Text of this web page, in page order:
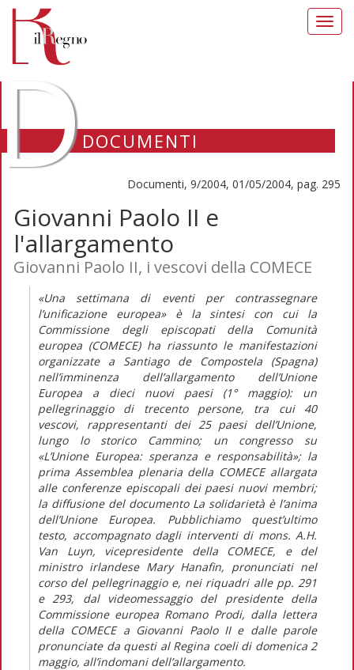
DOCUMENTI
Documenti, 9/2004, 01/05/2004, pag. 295
Giovanni Paolo II e
l'allargamento
Giovanni Paolo II, i vescovi della COMECE
«Una settimana di eventi per contrassegnare
l’unificazione europea» è la sintesi con cui la
Commissione degli episcopati della Comunità
europea (COMECE) ha riassunto le manifestazioni
organizzate a Santiago de Compostela (Spagna)
nell’imminenza dell’allargamento dell’Unione
Europea a dieci nuovi paesi (1° maggio): un
pellegrinaggio di trecento persone, tra cui 40
vescovi, rappresentanti dei 25 paesi dell’Unione,
lungo lo storico Cammino; un congresso su
«L’Unione Europea: speranza e responsabilità»; la
prima Assemblea plenaria della COMECE allargata
alle conferenze episcopali dei paesi nuovi membri;
la diffusione del documento La solidarietà è l’anima
dell’Unione Europea. Pubblichiamo quest’ultimo
testo, accompagnato dagli interventi di mons. A.H.
Van Luyn, vicepresidente della COMECE, e del
ministro irlandese Mary Hanafin, pronunciati nel
corso del pellegrinaggio e, nei riquadri alle pp. 291
e 293, dal videomessaggio del presidente della
Commissione europea Romano Prodi, dalla lettera
della COMECE a Giovanni Paolo II e dalle parole
pronunciate da questi al Regina coeli di domenica 2
maggio, all’indomani dell’allargamento.